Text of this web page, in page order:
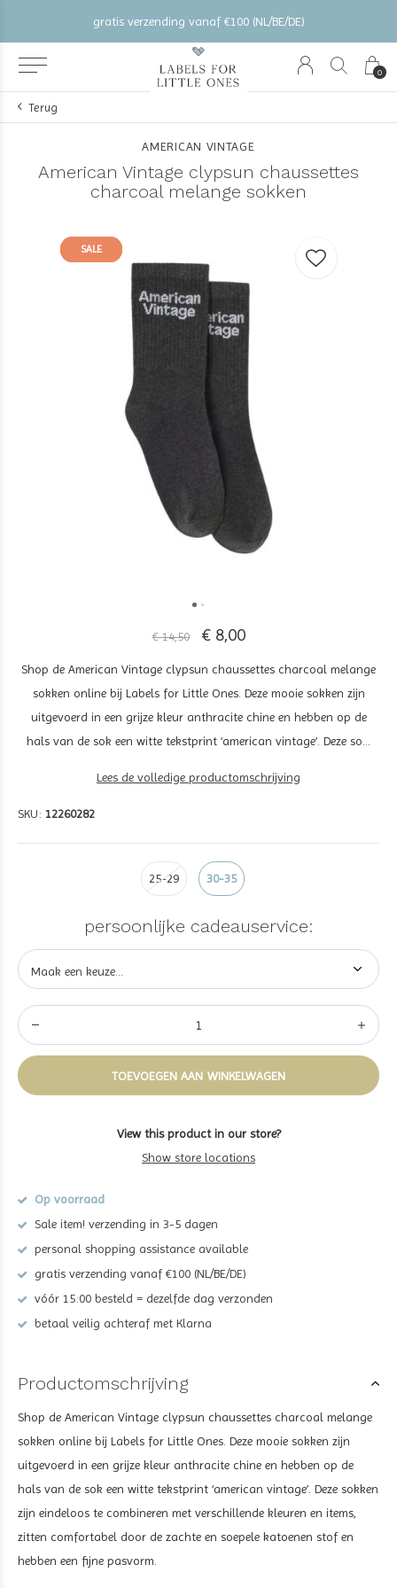
0
gratis verzending vanaf €100 (NL/BE/DE)
Terug
AMERICAN VINTAGE
American Vintage clypsun chaussettes
charcoal melange sokken
SALE
SALE
SALE
€ 14,50 € 8,00
Shop de American Vintage clypsun chaussettes charcoal melange
sokken online bij Labels for Little Ones. Deze mooie sokken zijn
uitgevoerd in een grijze kleur anthracite chine en hebben op de
hals van de sok een witte tekstprint ‘american vintage’. Deze so...
Lees de volledige productomschrijving
SKU: 12260282
25-29 30-35
persoonlijke cadeauservice:
TOEVOEGEN AAN WINKELWAGEN
View this product in our store?
Show store locations
Op voorraad
Sale item! verzending in 3-5 dagen
personal shopping assistance available
gratis verzending vanaf €100 (NL/BE/DE)
vóór 15:00 besteld = dezelfde dag verzonden
betaal veilig achteraf met Klarna
Productomschrijving
Shop de American Vintage clypsun chaussettes charcoal melange
sokken online bij Labels for Little Ones. Deze mooie sokken zijn
uitgevoerd in een grijze kleur anthracite chine en hebben op de
hals van de sok een witte tekstprint ‘american vintage’ . Deze sokken
zijn eindeloos te combineren met verschillende kleuren en items,
zitten comfortabel door de zachte en soepele katoenen stof en
hebben een fijne pasvorm.